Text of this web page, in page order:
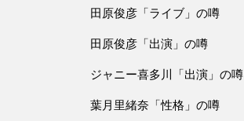
田原俊彦「ライブ」の噂
田原俊彦「出演」の噂
ジャニー喜多川「出演」の噂
葉月里緒奈「性格」の噂